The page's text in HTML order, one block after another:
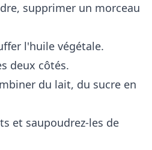
supprimer un morceau
l'huile végétale.
deux côtés.
du lait, du sucre en
et saupoudrez-les de